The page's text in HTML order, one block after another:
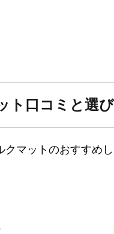
ト口コミと選
マットのおすすめ